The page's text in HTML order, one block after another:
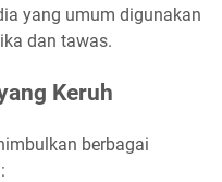
yang umum digunakan
dan tawas.
Keruh
berbagai